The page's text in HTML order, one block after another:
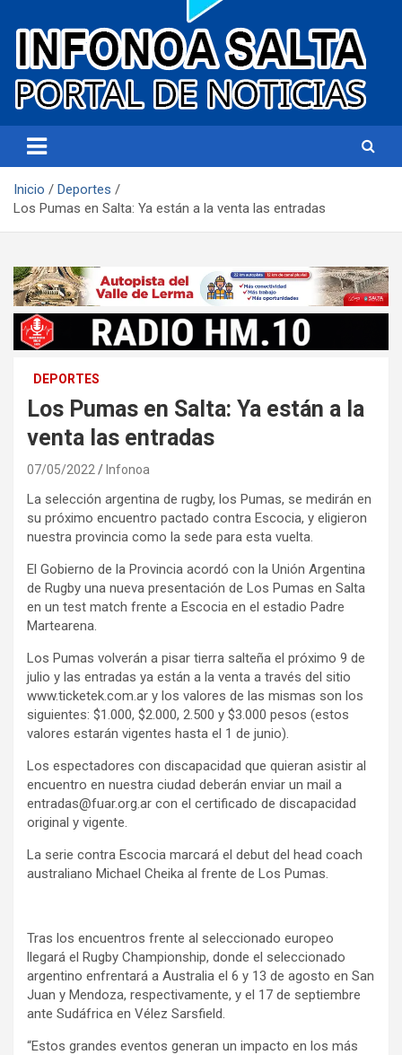
Infonoa Salta
Inicio
Deportes
Los Pumas en Salta: Ya están a la venta las entradas
DEPORTES
Los Pumas en Salta: Ya están a la
venta las entradas
07/05/2022 Infonoa
La selección argentina de rugby, los Pumas, se medirán en
su próximo encuentro pactado contra Escocia, y eligieron
nuestra provincia como la sede para esta vuelta.
El Gobierno de la Provincia acordó con la Unión Argentina
de Rugby una nueva presentación de Los Pumas en Salta
en un test match frente a Escocia en el estadio Padre
Martearena.
Los Pumas volverán a pisar tierra salteña el próximo 9 de
julio y las entradas ya están a la venta a través del sitio
www.ticketek.com.ar y los valores de las mismas son los
siguientes: $1.000, $2.000, 2.500 y $3.000 pesos (estos
valores estarán vigentes hasta el 1 de junio).
Los espectadores con discapacidad que quieran asistir al
encuentro en nuestra ciudad deberán enviar un mail a
entradas@fuar.org.ar con el certificado de discapacidad
original y vigente.
La serie contra Escocia marcará el debut del head coach
australiano Michael Cheika al frente de Los Pumas.
Tras los encuentros frente al seleccionado europeo
llegará el Rugby Championship, donde el seleccionado
argentino enfrentará a Australia el 6 y 13 de agosto en San
Juan y Mendoza, respectivamente, y el 17 de septiembre
ante Sudáfrica en Vélez Sarsfield.
“Estos grandes eventos generan un impacto en los más